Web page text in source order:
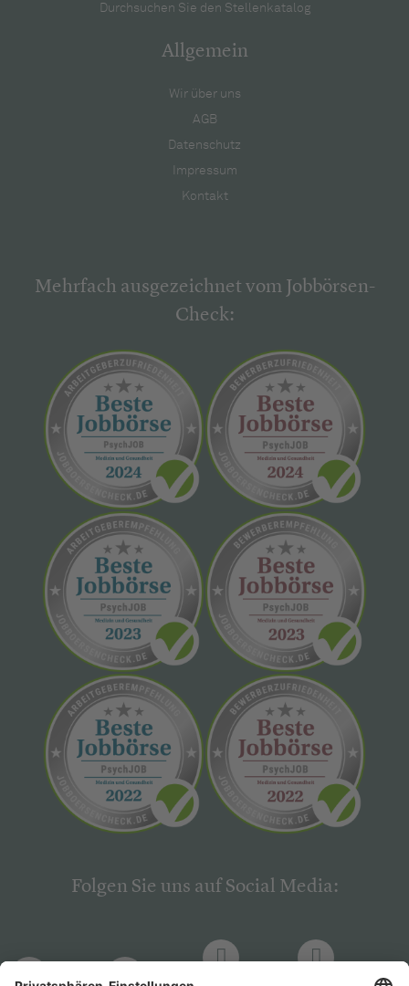
Durchsuchen Sie den Stellenkatalog
Allgemein
Wir über uns
AGB
Datenschutz
Impressum
Kontakt
Mehrfach ausgezeichnet vom Jobbörsen-
Check:
Folgen Sie uns auf Social Media: